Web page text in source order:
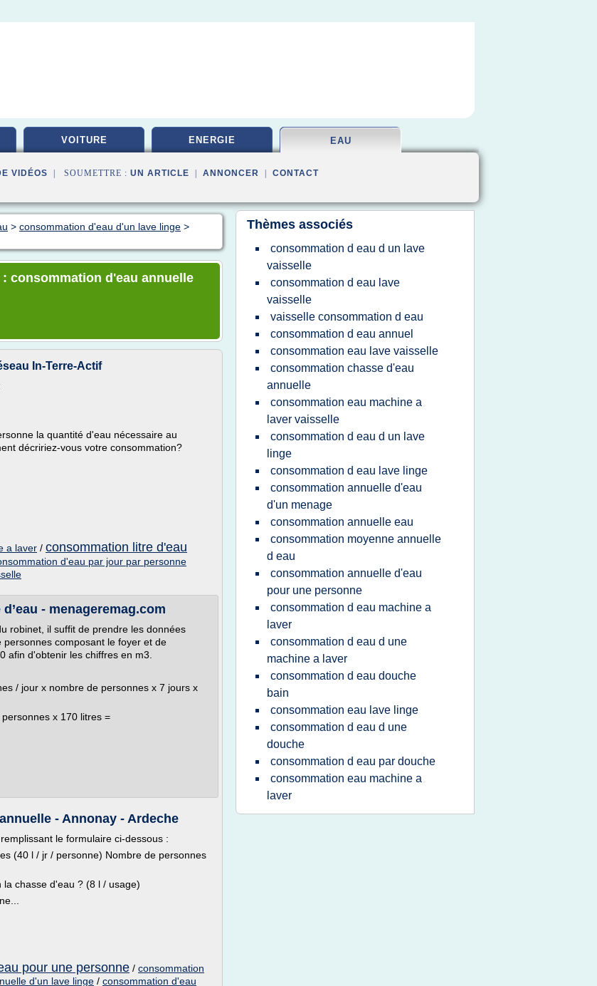
VOITURE ENERGIE EAU
VIDÉOS | SOUMETTRE : UN ARTICLE ANNONCER CONTACT
> consommation d'eau d'un lave linge >
consommation d'eau annuelle
In-Terre-Actif
la quantité d'eau nécessaire au
décririez-vous votre consommation?
a laver / consommation litre d'eau
d'eau par jour par personne
- menageremag.com
robinet, il suffit de prendre les données
composant le foyer et de
afin d'obtenir les chiffres en m3.
/ jour x nombre de personnes x 7 jours x
x 170 litres =
- Annonay - Ardeche
le formulaire ci-dessous :
(40 l / jr / personne) Nombre de personnes
chasse d'eau ? (8 l / usage)
pour une personne / consommation
d'un lave linge / consommation d'eau
Thèmes associés
consommation d eau d un lave
vaisselle
consommation d eau lave
vaisselle
vaisselle consommation d eau
consommation d eau annuel
consommation eau lave vaisselle
consommation chasse d'eau
annuelle
consommation eau machine a
laver vaisselle
consommation d eau d un lave
linge
consommation d eau lave linge
consommation annuelle d'eau
d'un menage
consommation annuelle eau
consommation moyenne annuelle
d eau
consommation annuelle d'eau
pour une personne
consommation d eau machine a
laver
consommation d eau d une
machine a laver
consommation d eau douche
bain
consommation eau lave linge
consommation d eau d une
douche
consommation d eau par douche
consommation eau machine a
laver